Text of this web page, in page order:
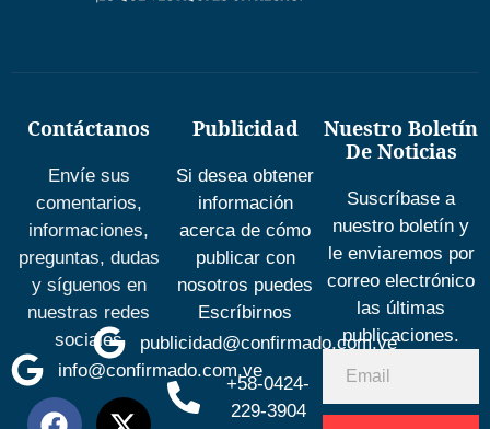
Contáctanos
Envíe sus
comentarios,
informaciones,
preguntas, dudas
y síguenos en
nuestras redes
sociales
info@confirmado.com.ve
Publicidad
Si desea obtener
información
acerca de cómo
publicar con
nosotros puedes
Escríbirnos
publicidad@confirmado.com.ve
+58-0424-
229-3904
Nuestro Boletín
De Noticias
Suscríbase a
nuestro boletín y
le enviaremos por
correo electrónico
las últimas
publicaciones.